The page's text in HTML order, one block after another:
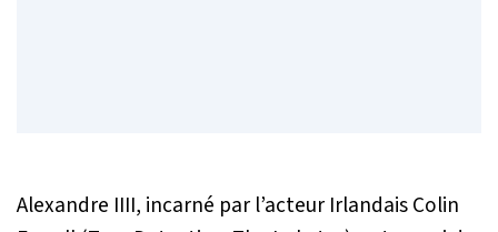
Alexandre IIII, incarné par l’acteur Irlandais Colin